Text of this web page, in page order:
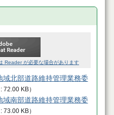
Reader が必要な場合があります
北部道路維持管理業務委
72.00 KB）
南部道路維持管理業務委
73.00 KB）